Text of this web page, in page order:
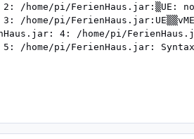
/home/pi/FerienHaus.jar:▒UE:
/home/pi/
4: /home/pi/